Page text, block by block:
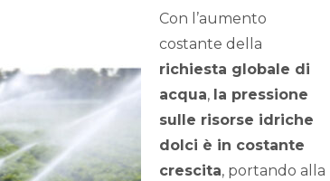
Con l’aumento
costante della
richiesta globale di
acqua, la pressione
sulle risorse idriche
dolci è in costante
crescita, portando alla